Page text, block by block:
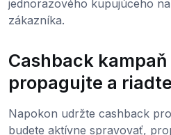
jednorazového kupujúceho
zákazníka.
Cashback
propagujte a riadte
Napokon udržte cashback
budete aktívne spravovať,